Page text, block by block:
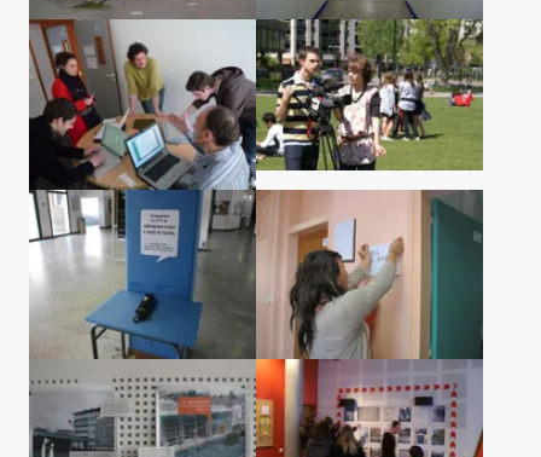
Agrandir l'image Agrandir l'image
Agrandir l'image Agrandir l'image
Agrandir l'image Agrandir l'image